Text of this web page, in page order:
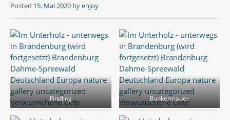
Posted 15. Mai 2020 byenjoy
Findling Bunkermauer